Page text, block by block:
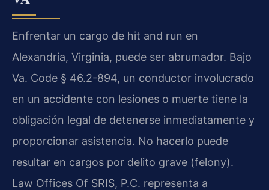
Enfrentar un cargo de hit and run en
Alexandria, Virginia, puede ser abrumador. Bajo
Va. Code § 46.2-894, un conductor involucrado
en un accidente con lesiones o muerte tiene la
obligación legal de detenerse inmediatamente y
proporcionar asistencia. No hacerlo puede
resultar en cargos por delito grave (felony).
Law Offices Of SRIS, P.C. representa a